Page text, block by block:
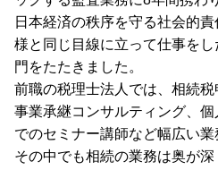
日本経済の秩序を守る社会的
様と同じ目線に立って仕事を
門をたたきました。
前職の税理士法人では、相続税
事業承継コンサルティング、
でのセミナー講師など幅広い業
その中でも相続の業務は奥が